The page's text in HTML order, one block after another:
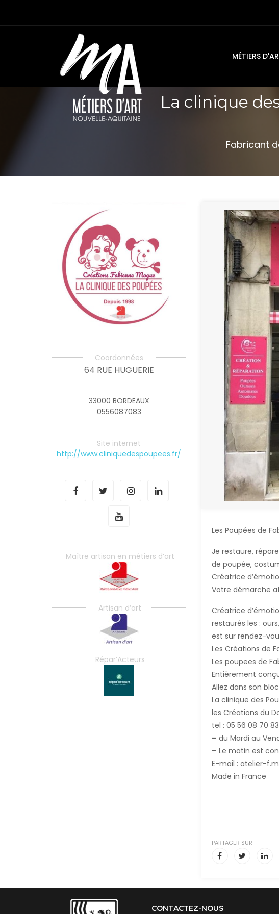
MÉTIERS
La clinique
Fabricant
Coordonnées
64 RUE HUGUERIE
33000 BORDEAUX
0556087083
Site internet
http://www.cliniquedespoupees.fr/
Maître artisan en métiers d’art
Artisan d’art
Répar’Acteurs
Les Poupées de
Je restaure,
de poupée,
Créatrice
Votre démarche
Créatrice
restaurés les :
est sur rendez-
Les Créations de
Les poupees de
Entièrement
Allez dans son
La clinique des
les Créations du
tel : 05 56 08 70
– du Mardi au
– Le matin est
E-mail : atelier-
Made in France
PARTAGER SUR
CONTACTEZ-NOUS